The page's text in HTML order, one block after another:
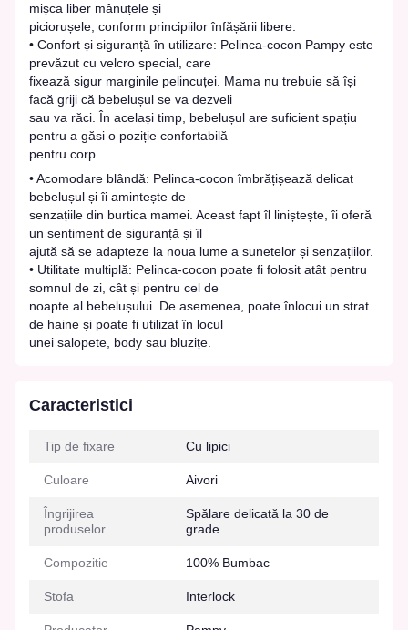
mișca liber mânuțele și
piciorușele, conform principiilor înfășării libere.
• Confort și siguranță în utilizare: Pelinca-cocon Pampy este
prevăzut cu velcro special, care
fixează sigur marginile pelincuței. Mama nu trebuie să își
facă griji că bebelușul se va dezveli
sau va răci. În același timp, bebelușul are suficient spațiu
pentru a găsi o poziție confortabilă
pentru corp.
• Acomodare blândă: Pelinca-cocon îmbrățișează delicat
bebelușul și îi amintește de
senzațiile din burtica mamei. Aceast fapt îl liniștește, îi oferă
un sentiment de siguranță și îl
ajută să se adapteze la noua lume a sunetelor și senzațiilor.
• Utilitate multiplă: Pelinca-cocon poate fi folosit atât pentru
somnul de zi, cât și pentru cel de
noapte al bebelușului. De asemenea, poate înlocui un strat
de haine și poate fi utilizat în locul
unei salopete, body sau bluzițe.
Caracteristici
Tip de fixare Cu lipici
Culoare Aivori
Îngrijirea
produselor
Spălare delicată la 30 de
grade
Compozitie 100% Bumbac
Stofa Interlock